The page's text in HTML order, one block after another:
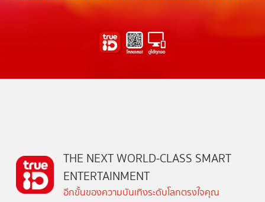
THE NEXT WORLD-CLASS SMART
ENTERTAINMENT
อีกขั้นของความบันเทิงระดับโลกตรงใจคุณ